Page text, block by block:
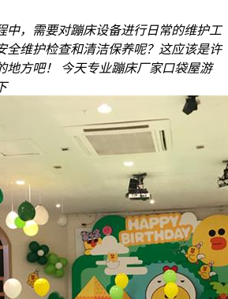
中，需要对蹦床设备进行日常的维护工
全维护检查和清洁保养呢？这应该是许
地方吧！ 今天专业蹦床厂家口袋屋游